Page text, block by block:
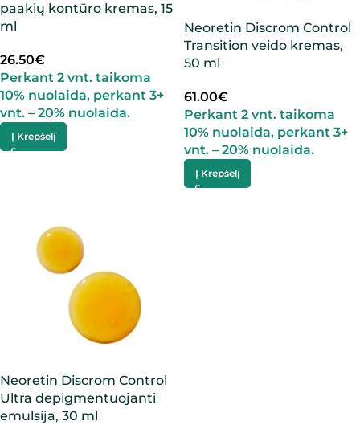
paakių kontūro kremas, 15
ml
26.50€
Perkant 2 vnt. taikoma
10% nuolaida, perkant 3+
vnt. – 20% nuolaida.
Į Krepšelį
Neoretin Discrom Control
Transition veido kremas,
50 ml
61.00€
Perkant 2 vnt. taikoma
10% nuolaida, perkant 3+
vnt. – 20% nuolaida.
Į Krepšelį
Neoretin Discrom Control
Ultra depigmentuojanti
emulsija, 30 ml